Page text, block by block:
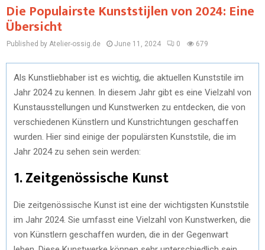
Die Populairste Kunststijlen von 2024: Eine
Übersicht
Published by Atelier-ossig.de June 11, 2024 0 679
Als Kunstliebhaber ist es wichtig, die aktuellen Kunststile im
Jahr 2024 zu kennen. In diesem Jahr gibt es eine Vielzahl von
Kunstausstellungen und Kunstwerken zu entdecken, die von
verschiedenen Künstlern und Kunstrichtungen geschaffen
wurden. Hier sind einige der populärsten Kunststile, die im
Jahr 2024 zu sehen sein werden:
1. Zeitgenössische Kunst
Die zeitgenössische Kunst ist eine der wichtigsten Kunststile
im Jahr 2024. Sie umfasst eine Vielzahl von Kunstwerken, die
von Künstlern geschaffen wurden, die in der Gegenwart